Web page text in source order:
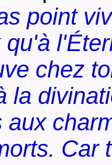
point
chez
la
aux
Car